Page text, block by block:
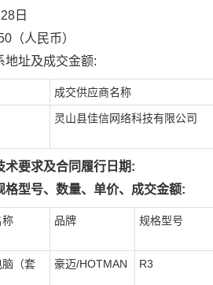
日
（人民币）
地址及成交金额:
成交供应商名称
灵山县佳信网络科技有限公司
术要求及合同履行日期:
格型号、数量、单价、成交金额:
称 品牌 规格型号
（套
豪迈/HOTMAN R3